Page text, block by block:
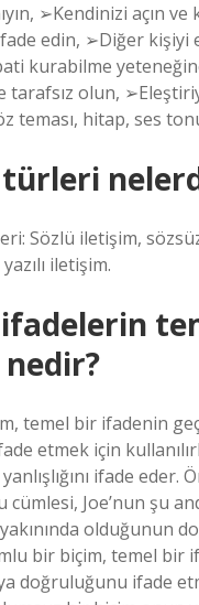
➢Kendinizi açın ve
edin, ➢Diğer kişiyi
kurabilme
olun,
teması, hitap, ses
Sözlü iletişim,
iletişim.
nedir?
temel bir ifadenin
etmek için
ifade eder.
cümlesi, Joe’nun şu
olduğunun
bir biçim, temel bir
doğruluğunu ifade